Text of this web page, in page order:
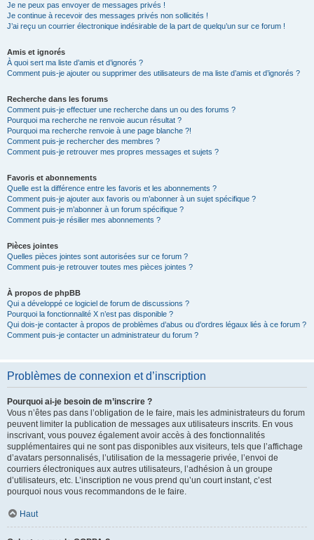
Je ne peux pas envoyer de messages privés !
Je continue à recevoir des messages privés non sollicités !
J’ai reçu un courrier électronique indésirable de la part de quelqu’un sur ce forum !
Amis et ignorés
À quoi sert ma liste d’amis et d’ignorés ?
Comment puis-je ajouter ou supprimer des utilisateurs de ma liste d’amis et d’ignorés ?
Recherche dans les forums
Comment puis-je effectuer une recherche dans un ou des forums ?
Pourquoi ma recherche ne renvoie aucun résultat ?
Pourquoi ma recherche renvoie à une page blanche ?!
Comment puis-je rechercher des membres ?
Comment puis-je retrouver mes propres messages et sujets ?
Favoris et abonnements
Quelle est la différence entre les favoris et les abonnements ?
Comment puis-je ajouter aux favoris ou m’abonner à un sujet spécifique ?
Comment puis-je m’abonner à un forum spécifique ?
Comment puis-je résilier mes abonnements ?
Pièces jointes
Quelles pièces jointes sont autorisées sur ce forum ?
Comment puis-je retrouver toutes mes pièces jointes ?
À propos de phpBB
Qui a développé ce logiciel de forum de discussions ?
Pourquoi la fonctionnalité X n’est pas disponible ?
Qui dois-je contacter à propos de problèmes d’abus ou d’ordres légaux liés à ce forum ?
Comment puis-je contacter un administrateur du forum ?
Problèmes de connexion et d’inscription
Pourquoi ai-je besoin de m’inscrire ?
Vous n’êtes pas dans l’obligation de le faire, mais les administrateurs du forum
peuvent limiter la publication de messages aux utilisateurs inscrits. En vous
inscrivant, vous pouvez également avoir accès à des fonctionnalités
supplémentaires qui ne sont pas disponibles aux visiteurs, tels que l’affichage
d’avatars personnalisés, l’utilisation de la messagerie privée, l’envoi de
courriers électroniques aux autres utilisateurs, l’adhésion à un groupe
d’utilisateurs, etc. L’inscription ne vous prend qu’un court instant, c’est
pourquoi nous vous recommandons de le faire.
Haut